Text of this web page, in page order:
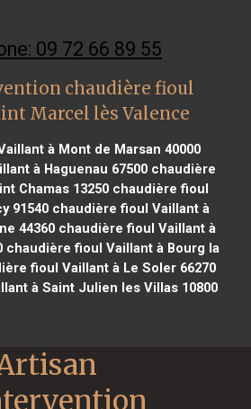
09 72 66 89 55
chaudière fioul
Marcel lès Valence
à Mont de Marsan 40000
à Haguenau 67500chaudière
Chamas 13250chaudière fioul
91540chaudière fioul Vaillant à
44360chaudière fioul Vaillant à
chaudière fioul Vaillant à Bourg la
fioul Vaillant à Le Soler 66270
à Saint Julien les Villas 10800